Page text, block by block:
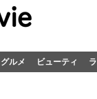
グルメ ビューティ